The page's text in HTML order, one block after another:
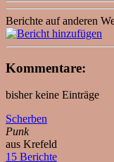
Berichte auf anderen
Kommentare:
bisher keine Einträge
Scherben
Punk
aus Krefeld
15 Berichte